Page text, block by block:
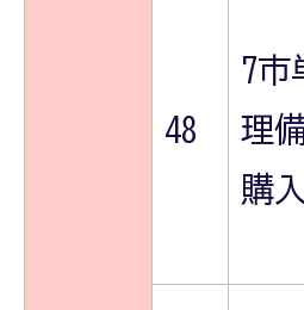
48
7市
理
購入